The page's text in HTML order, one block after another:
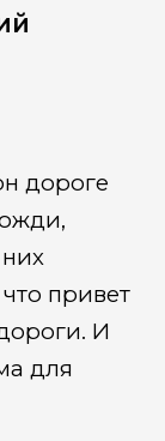
дороге
привет
И
для